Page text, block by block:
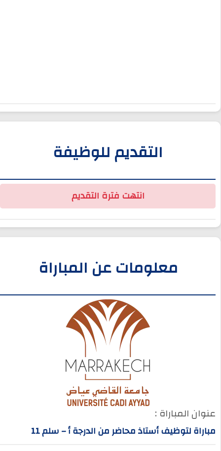
التقديم للوظيفة
انتهت فترة التقديم
معلومات عن المباراة
عنوان المباراة :
مباراة لتوظيف أستاذ محاضر من الدرجة أ – سلم 11